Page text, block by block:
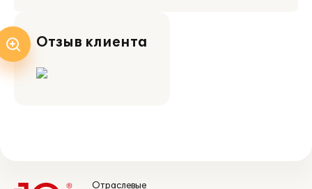
Отзыв клиента
Отраслевые